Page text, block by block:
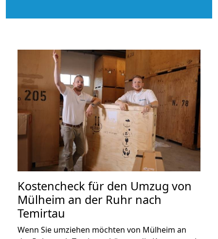
Kostencheck für den Umzug von
Mülheim an der Ruhr nach
Temirtau
Wenn Sie umziehen möchten von Mülheim an